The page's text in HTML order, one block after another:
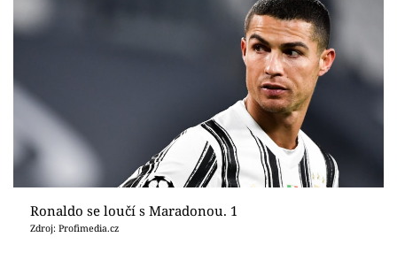
Youtubeři
Sex a vztahy
Videa
Sledujte prima+
Přihlášení
Ronaldo se loučí s Maradonou. 1
Zdroj: Profimedia.cz